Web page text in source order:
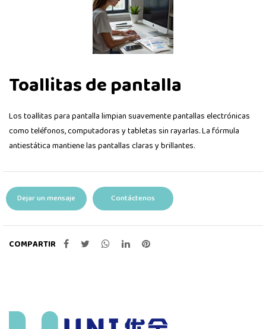
Toallitas de pantalla
Los toallitas para pantalla limpian suavemente pantallas electrónicas
como teléfonos, computadoras y tabletas sin rayarlas. La fórmula
antiestática mantiene las pantallas claras y brillantes.
Dejar un mensaje Contáctenos
COMPARTIR